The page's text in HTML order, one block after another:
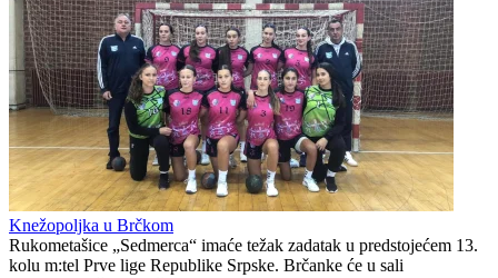
Modrić bi mogao dobiti
neočekivanu ulogu u
Milanu: Gazzetta
nagovijestila veliki potez
Isiah Thomas kritikovao
Celticse zbog odnosa
prema Brownu: "Nikada ih
nismo gledali ovakve"
Preporučuje ContentExchange
Prva liga Republike Srpske
0 0